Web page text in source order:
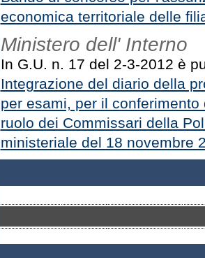
economica territoriale delle
Ministero dell' Interno
In G.U. n. 17 del 2-3-2012 è
Integrazione del diario della
per esami, per il
ruolo dei Commissari della
ministeriale del 18 novembre